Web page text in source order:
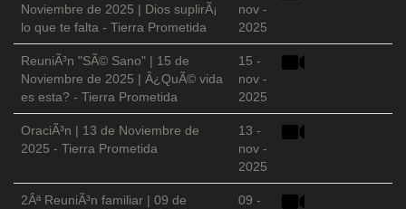
Noviembre de 2025 | Dios suplirÃ¡
lo que te falta - Tierra Prometida
nov -
2025
ReuniÃ³n "SÃ© Sano" | 15 de
Noviembre de 2025 | Â¿QuÃ© vida
es esta? - Tierra Prometida
15 -
nov -
2025
OraciÃ³n | 13 de Noviembre de
2025 - Tierra Prometida
13 -
nov -
2025
2Âª ReuniÃ³n familiar | 09 de
09 -